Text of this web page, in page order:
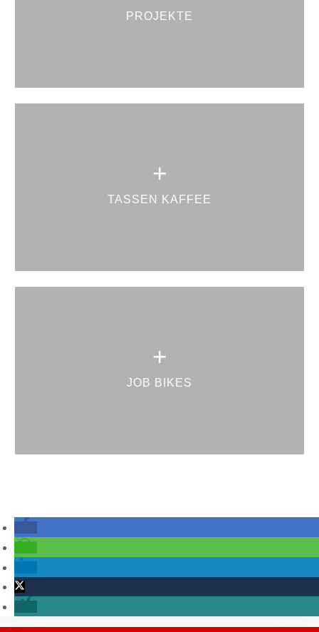
PROJEKTE
TASSEN KAFFEE
+
JOB BIKES
+